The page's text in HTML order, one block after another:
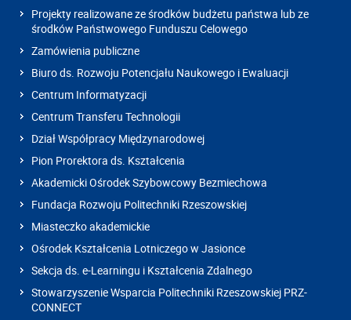
Projekty realizowane ze środków budżetu państwa lub ze
środków Państwowego Funduszu Celowego
Zamówienia publiczne
Biuro ds. Rozwoju Potencjału Naukowego i Ewaluacji
Centrum Informatyzacji
Centrum Transferu Technologii
Dział Współpracy Międzynarodowej
Pion Prorektora ds. Kształcenia
Akademicki Ośrodek Szybowcowy Bezmiechowa
Fundacja Rozwoju Politechniki Rzeszowskiej
Miasteczko akademickie
Ośrodek Kształcenia Lotniczego w Jasionce
Sekcja ds. e-Learningu i Kształcenia Zdalnego
Stowarzyszenie Wsparcia Politechniki Rzeszowskiej PRZ-
CONNECT